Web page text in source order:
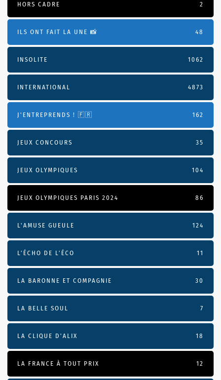
HORS CADRE 2
ILS ONT FAIT LA UNE 📸 48
INSOLITE 1062
INTERNATIONAL 4873
J'ENTREPRENDS ! 🇫🇷 162
JEUX CONCOURS 35
JEUX OLYMPIQUES 104
JEUX OLYMPIQUES PARIS 2024 86
L'AMUSE GUEULE 124
L’ÉCHO DE L’ÉCO 11
LA BARONNE ET COMPAGNIE 30
LA BELLE SOUL 7
LA CLIQUE D'ALIX 18
LA FRANCE À TOUT PRIX 12